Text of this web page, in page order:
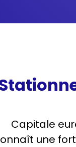
Capitale
une